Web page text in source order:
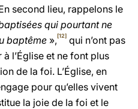
second lieu, rappelons le
qui pourtant ne
baptême »,[12] qui n’ont pas
l’Église et ne font plus
de la foi. L’Église, en
pour qu’elles vivent
la joie de la foi et le